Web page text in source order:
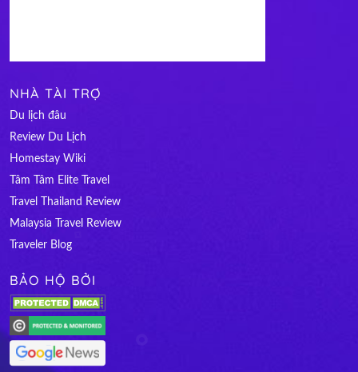
NHÀ TÀI TRỢ
Du lịch đâu
Review Du Lịch
Homestay Wiki
Tâm Tâm Elite Travel
Travel Thailand Review
Malaysia Travel Review
Traveler Blog
BẢO HỘ BỞI